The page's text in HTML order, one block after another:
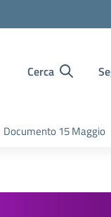
Cerca
Documento 15 Maggio